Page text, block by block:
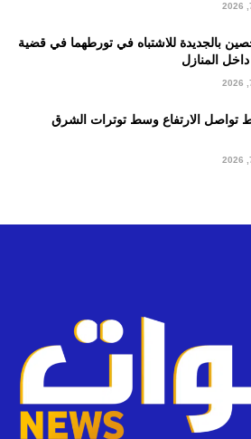
بالجديدة للاشتباه في تورطهما في قضية
المنازل
تواصل الارتفاع وسط توترات الشرق